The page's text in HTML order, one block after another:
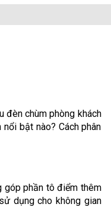
đèn chùm phòng khách
bật nào? Cách phân
góp phần tô điểm thêm
dụng cho không gian